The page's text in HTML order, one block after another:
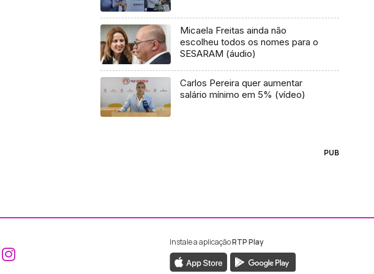
Micaela Freitas ainda não
escolheu todos os nomes para o
SESARAM (áudio)
Carlos Pereira quer aumentar
salário mínimo em 5% (vídeo)
PUB
Aceder ao Facebook da RTP Madeira
Aceder ao Instagram da RTP Madeira
Instale a aplicaçãoRTP Play